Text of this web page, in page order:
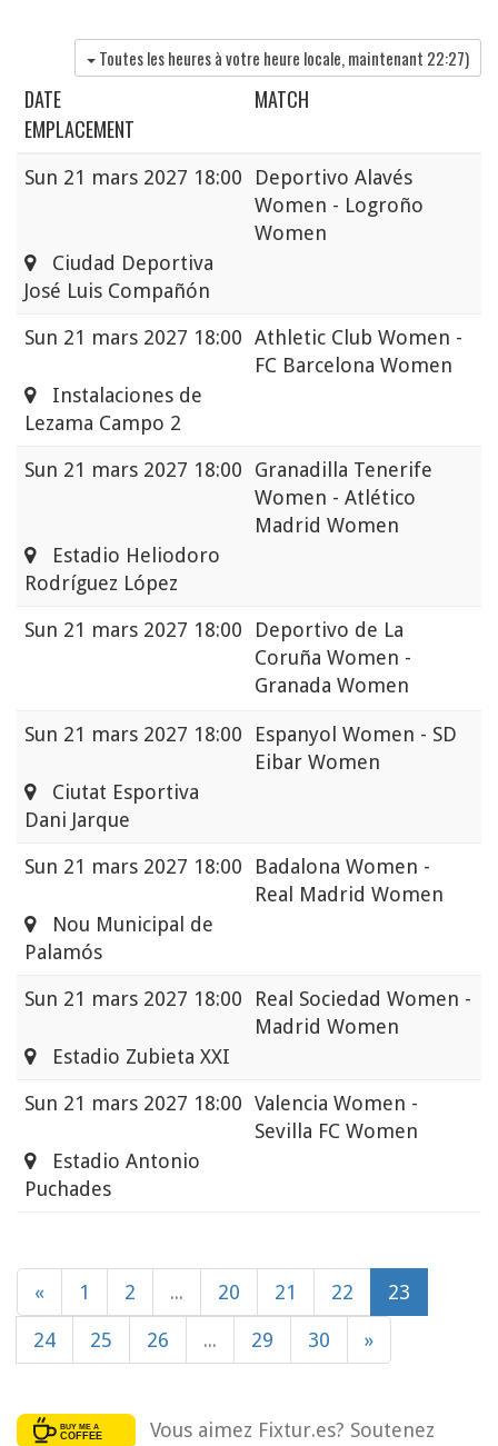
Toutes les heures à votre heure locale, maintenant 22:27)
DATE
MATCH
EMPLACEMENT
Sun 21 mars 2027 18:00
Deportivo Alavés
Women - Logroño
Women
Ciudad Deportiva
José Luis Compañón
Sun 21 mars 2027 18:00 Athletic Club Women -
FC Barcelona Women
Instalaciones de
Lezama Campo 2
Sun 21 mars 2027 18:00
Granadilla Tenerife
Women - Atlético
Madrid Women
Estadio Heliodoro
Rodríguez López
Sun 21 mars 2027 18:00
Deportivo de La
Coruña Women -
Granada Women
Sun 21 mars 2027 18:00
Espanyol Women - SD
Eibar Women
Ciutat Esportiva
Dani Jarque
Sun 21 mars 2027 18:00
Badalona Women -
Real Madrid Women
Nou Municipal de
Palamós
Sun 21 mars 2027 18:00
Real Sociedad Women -
Madrid Women
Estadio Zubieta XXI
Sun 21 mars 2027 18:00 Valencia Women -
Sevilla FC Women
Estadio Antonio
Puchades
« 1 2 ... 20 21 22 23
24 25 26 ... 29 30 »
Vous aimez Fixtur.es? Soutenez